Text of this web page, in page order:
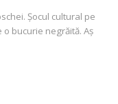
Şocul cultural pe
bucurie negrăită. Aş